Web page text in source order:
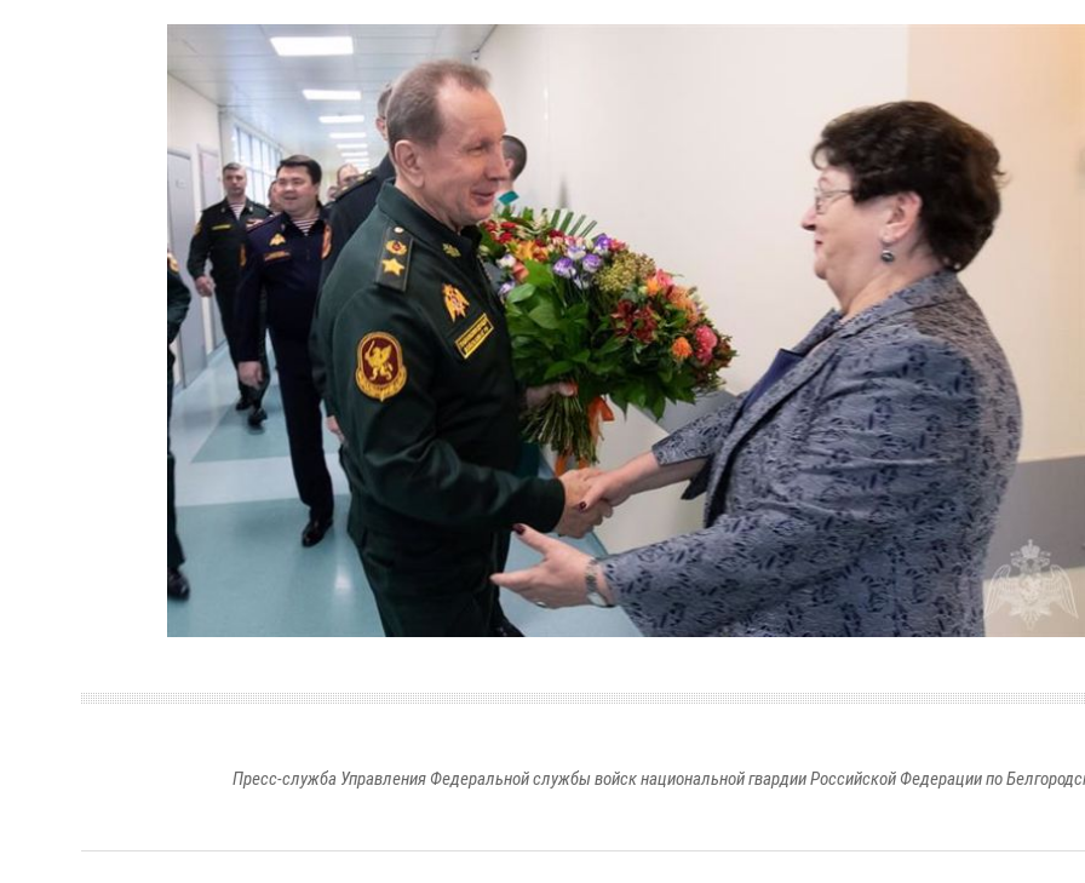
Пресс-служба Управления Федеральной службы войск национальной гвардии Российской Федерации по